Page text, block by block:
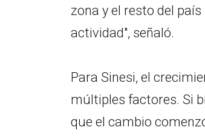
zona y el resto del
actividad", señaló.
Para Sinesi, el
múltiples factores. Si
que el cambio